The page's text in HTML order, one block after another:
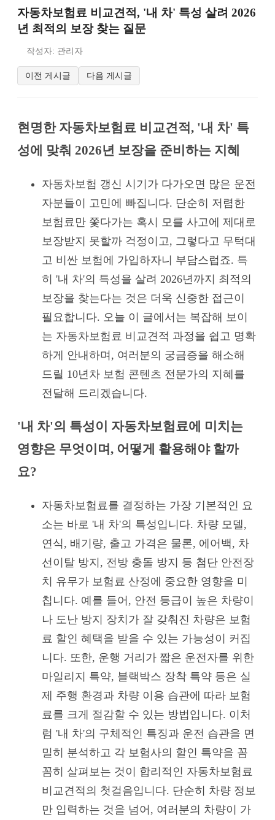
자동차보험료 비교견적, '내 차' 특성 살려 2026
년 최적의 보장 찾는 질문
작성자: 관리자
이전 게시글 다음 게시글
현명한 자동차보험료 비교견적, '내 차' 특
성에 맞춰 2026년 보장을 준비하는 지혜
자동차보험 갱신 시기가 다가오면 많은 운전
자분들이 고민에 빠집니다. 단순히 저렴한
보험료만 쫓다가는 혹시 모를 사고에 제대로
보장받지 못할까 걱정이고, 그렇다고 무턱대
고 비싼 보험에 가입하자니 부담스럽죠. 특
히 '내 차'의 특성을 살려 2026년까지 최적의
보장을 찾는다는 것은 더욱 신중한 접근이
필요합니다. 오늘 이 글에서는 복잡해 보이
는 자동차보험료 비교견적 과정을 쉽고 명확
하게 안내하며, 여러분의 궁금증을 해소해
드릴 10년차 보험 콘텐츠 전문가의 지혜를
전달해 드리겠습니다.
'내 차'의 특성이 자동차보험료에 미치는
영향은 무엇이며, 어떻게 활용해야 할까
요?
자동차보험료를 결정하는 가장 기본적인 요
소는 바로 '내 차'의 특성입니다. 차량 모델,
연식, 배기량, 출고 가격은 물론, 에어백, 차
선이탈 방지, 전방 충돌 방지 등 첨단 안전장
치 유무가 보험료 산정에 중요한 영향을 미
칩니다. 예를 들어, 안전 등급이 높은 차량이
나 도난 방지 장치가 잘 갖춰진 차량은 보험
료 할인 혜택을 받을 수 있는 가능성이 커집
니다. 또한, 운행 거리가 짧은 운전자를 위한
마일리지 특약, 블랙박스 장착 특약 등은 실
제 주행 환경과 차량 이용 습관에 따라 보험
료를 크게 절감할 수 있는 방법입니다. 이처
럼 '내 차'의 구체적인 특징과 운전 습관을 면
밀히 분석하고 각 보험사의 할인 특약을 꼼
꼼히 살펴보는 것이 합리적인 자동차보험료
비교견적의 첫걸음입니다. 단순히 차량 정보
만 입력하는 것을 넘어, 여러분의 차량이 가